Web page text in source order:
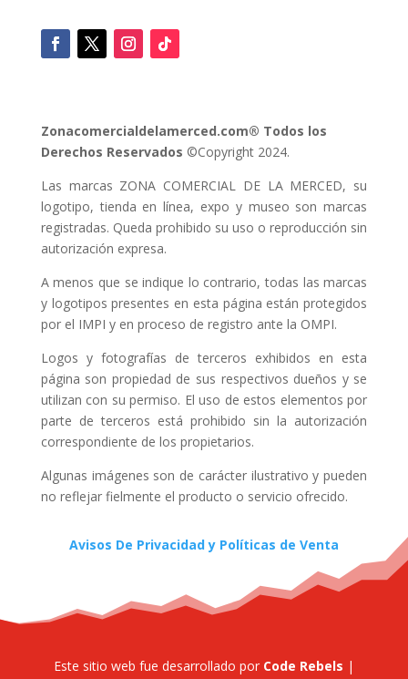
Zonacomercialdelamerced.com® Todos los
Derechos Reservados ©Copyright 2024.
Las marcas ZONA COMERCIAL DE LA MERCED, su
logotipo, tienda en línea, expo y museo son marcas
registradas. Queda prohibido su uso o reproducción sin
autorización expresa.
A menos que se indique lo contrario, todas las marcas
y logotipos presentes en esta página están protegidos
por el IMPI y en proceso de registro ante la OMPI.
Logos y fotografías de terceros exhibidos en esta
página son propiedad de sus respectivos dueños y se
utilizan con su permiso. El uso de estos elementos por
parte de terceros está prohibido sin la autorización
correspondiente de los propietarios.
Algunas imágenes son de carácter ilustrativo y pueden
no reflejar fielmente el producto o servicio ofrecido.
Avisos De Privacidad y Políticas de Venta
Este sitio web fue desarrollado porCode Rebels |